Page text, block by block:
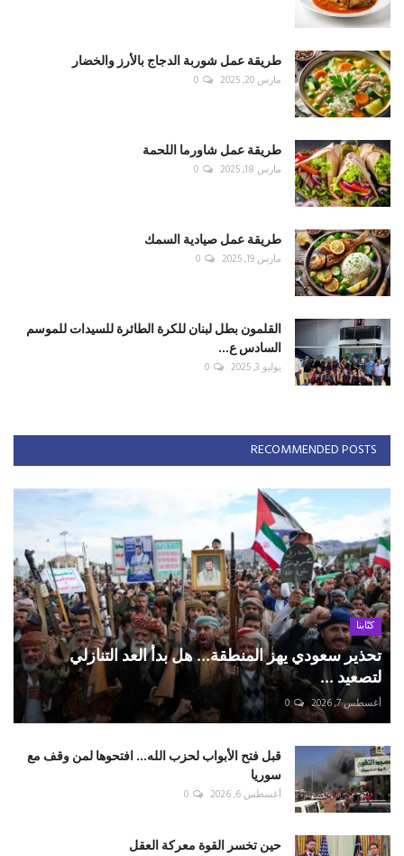
طريقة عمل شوربة الدجاج بالأرز والخضار
مارس 20, 2025 0
طريقة عمل شاورما اللحمة
مارس 18, 2025 0
طريقة عمل صيادية السمك
مارس 19, 2025 0
القلمون بطل لبنان للكرة الطائرة للسيدات للموسم
السادس ع...
يوليو 3, 2025 0
RECOMMENDED POSTS
كتّابنا
تحذير سعودي يهز المنطقة... هل بدأ العد التنازلي
لتصعيد ...
أغسطس 7, 2026 0
قبل فتح الأبواب لحزب الله... افتحوها لمن وقف مع
سوريا
أغسطس 6, 2026 0
حين تخسر القوة معركة العقل